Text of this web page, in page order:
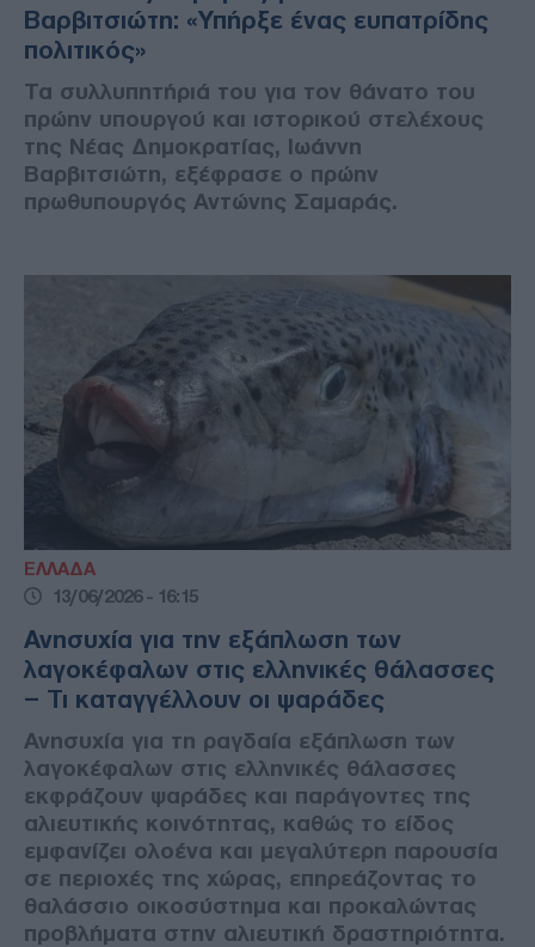
Βαρβιτσιώτη: «Υπήρξε ένας ευπατρίδης
πολιτικός»
Τα συλλυπητήριά του για τον θάνατο του
πρώην υπουργού και ιστορικού στελέχους
της Νέας Δημοκρατίας, Ιωάννη
Βαρβιτσιώτη, εξέφρασε ο πρώην
πρωθυπουργός Αντώνης Σαμαράς.
ΕΛΛΑΔΑ
13/06/2026 - 16:15
Ανησυχία για την εξάπλωση των
λαγοκέφαλων στις ελληνικές θάλασσες
– Τι καταγγέλλουν οι ψαράδες
Ανησυχία για τη ραγδαία εξάπλωση των
λαγοκέφαλων στις ελληνικές θάλασσες
εκφράζουν ψαράδες και παράγοντες της
αλιευτικής κοινότητας, καθώς το είδος
εμφανίζει ολοένα και μεγαλύτερη παρουσία
σε περιοχές της χώρας, επηρεάζοντας το
θαλάσσιο οικοσύστημα και προκαλώντας
προβλήματα στην αλιευτική δραστηριότητα.